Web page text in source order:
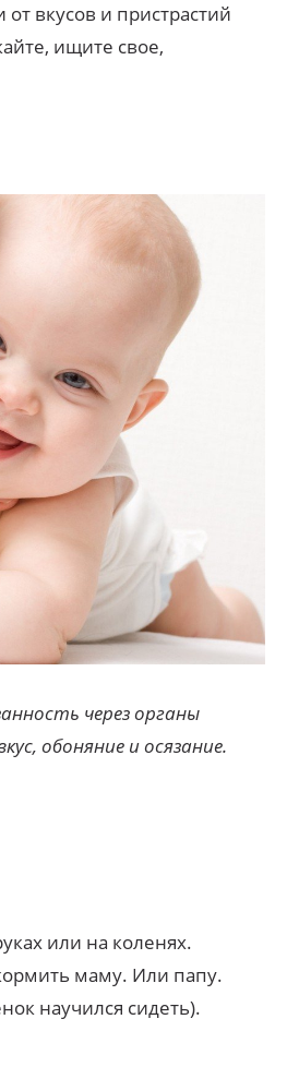
вкусов и пристрастий
ищите свое,
через органы
обоняние и осязание.
или на коленях.
маму. Или папу.
научился сидеть).